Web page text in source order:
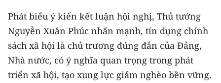
Media Pháp luật
Media Du lịch
Media Thế giới
Phát biểu ý kiến kết luận hội nghị, Thủ tướng
Nguyễn Xuân Phúc nhấn mạnh, tín dụng chính
sách xã hội là chủ trương đúng đắn của Đảng,
Nhà nước, có ý nghĩa quan trọng trong phát
triển xã hội, tạo xung lực giảm nghèo bền vững.